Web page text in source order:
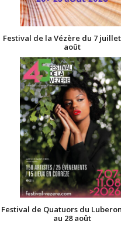
Festival de la Vézère du 7 juillet
août
Festival de Quatuors du
au 28 août